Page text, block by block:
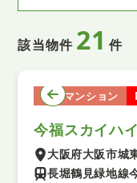
該当物件 21 件
中古マンション
今福スカイハ
大阪府大阪市城
長堀鶴見緑地線